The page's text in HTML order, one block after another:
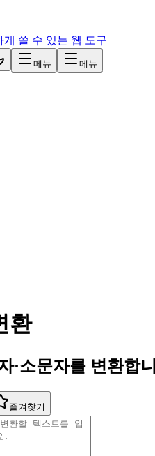
게 쓸 수 있는 웹 도구
메뉴 메뉴
환
·소문자를 변환합
즐겨찾기